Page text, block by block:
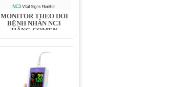
MONITOR THEO DÕI
BỆNH NHÂN NC3
HÃNG COMEN